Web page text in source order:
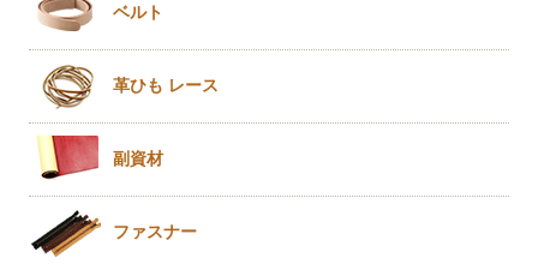
ベルト
革ひも レース
副資材
ファスナー